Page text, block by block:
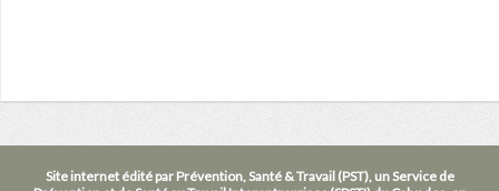
Site internet édité par Prévention, Santé & Travail (PST), un Service de